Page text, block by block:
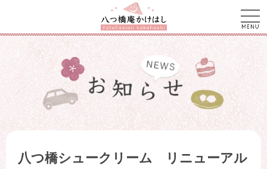
八つ橋シュークリーム リニューアル